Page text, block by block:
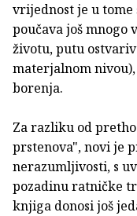
vrijednost je u tome
poučava još mnogo
životu, putu
materjalnom
borenja.
Za razliku od
prstenova", novi je
nerazumljivosti, s
pozadinu ratničke
knjiga donosi još